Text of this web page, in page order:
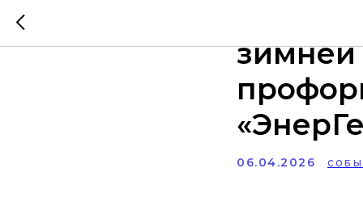
В
зимней
06.04.2026